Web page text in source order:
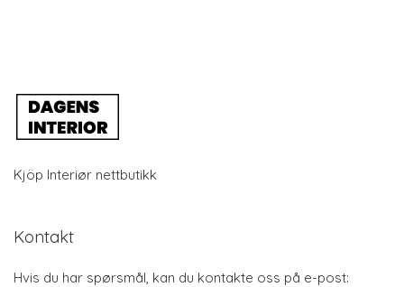
Kjöp Interiør nettbutikk
Kontakt
Hvis du har spørsmål, kan du kontakte oss på e-post: